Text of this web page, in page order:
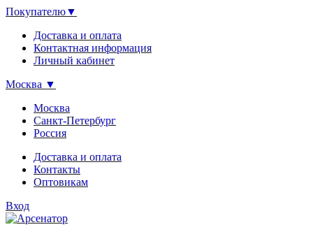
Покупателю▼
Доставка и оплата
Контактная информация
Личный кабинет
Москва ▼
Москва
Санкт-Петербург
Россия
Доставка и оплата
Контакты
Оптовикам
Вход